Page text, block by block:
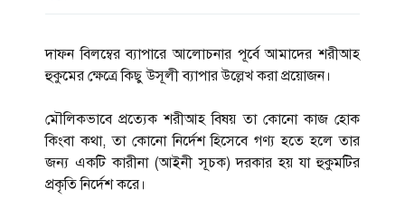
দাফন বিলম্বের ব্যাপারে আলোচনার পূর্বে আমাদের শরীআহ
হুকুমের ক্ষেত্রে কিছু উসূলী ব্যাপার উল্লেখ করা প্রয়োজন।
মৌলিকভাবে প্রত্যেক শরীআহ বিষয় তা কোনো কাজ হোক
কিংবা কথা, তা কোনো নির্দেশ হিসেবে গণ্য হতে হলে তার
জন্য একটি কারীনা (আইনী সূচক) দরকার হয় যা হুকুমটির
প্রকৃতি নির্দেশ করে।